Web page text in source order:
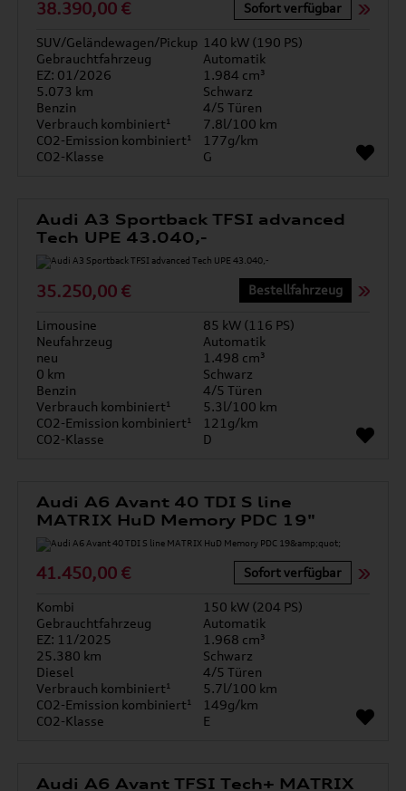
38.390,00 € Sofort verfügbar
SUV/Geländewagen/Pickup 140 kW (190 PS)
Gebrauchtfahrzeug
Automatik
EZ: 01/2026
1.984 cm³
5.073 km
Schwarz
Benzin
4/5 Türen
Verbrauch kombiniert¹
7.8l/100 km
CO2-Emission kombiniert¹
177g/km
CO2-Klasse
G
Audi A3 Sportback TFSI advanced
Tech UPE 43.040,-
35.250,00 € Bestellfahrzeug
Limousine
85 kW (116 PS)
Neufahrzeug
Automatik
neu
1.498 cm³
0 km
Schwarz
Benzin
4/5 Türen
Verbrauch kombiniert¹
5.3l/100 km
CO2-Emission kombiniert¹
121g/km
CO2-Klasse
D
Audi A6 Avant 40 TDI S line
MATRIX HuD Memory PDC 19"
41.450,00 € Sofort verfügbar
Kombi
150 kW (204 PS)
Gebrauchtfahrzeug
Automatik
EZ: 11/2025
1.968 cm³
25.380 km
Schwarz
Diesel
4/5 Türen
Verbrauch kombiniert¹
5.7l/100 km
CO2-Emission kombiniert¹
149g/km
CO2-Klasse
E
Audi A6 Avant TFSI Tech+ MATRIX